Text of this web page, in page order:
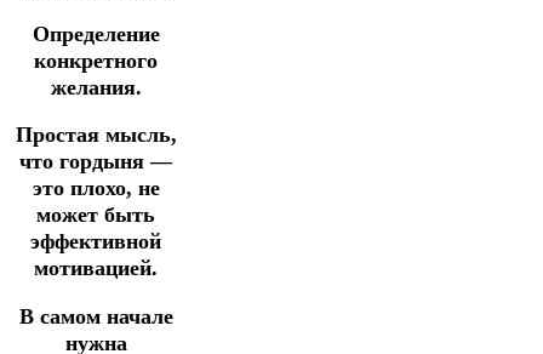
Определение
конкретного
желания.
Простая мысль,
что гордыня —
это плохо, не
может быть
эффективной
мотивацией.
В самом начале
нужна